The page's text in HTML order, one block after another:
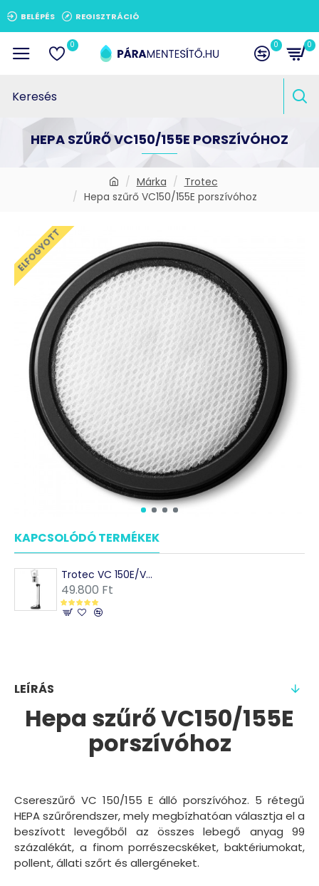
BELÉPÉS REGISZTRÁCIÓ
0 0 0
Márka
Trotec
Hepa szűrő VC150/155E porszívóhoz
HEPA SZŰRŐ VC150/155E PORSZÍVÓHOZ
ELFOGYOTT
KAPCSOLÓDÓ TERMÉKEK
Trotec VC 150E/VC155E Akkumulátoros kézi porszívó
49.800 Ft
LEÍRÁS
Hepa szűrő VC150/155E
porszívóhoz
Csereszűrő VC 150/155 E álló porszívóhoz. 5 rétegű
HEPA szűrőrendszer, mely megbízhatóan választja el a
beszívott levegőből az összes lebegő anyag 99
százalékát, a finom porrészecskéket, baktériumokat,
pollent, állati szőrt és allergéneket.